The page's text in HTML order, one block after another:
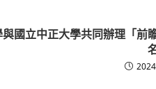
國立中正大學共同辦理「